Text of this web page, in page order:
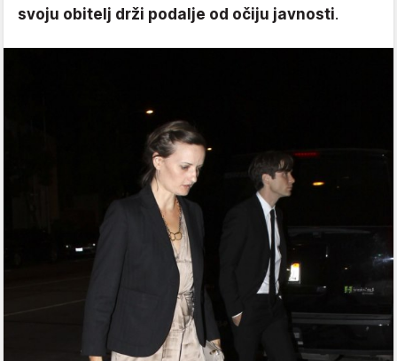
svoju obitelj drži podalje od očiju javnosti.